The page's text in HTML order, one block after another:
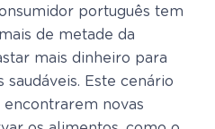
português tem
de metade da
mais dinheiro para
Este cenário
encontrarem novas